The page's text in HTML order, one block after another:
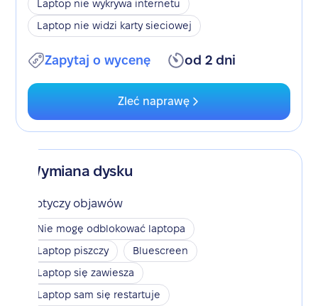
Laptop nie wykrywa internetu
Laptop nie widzi karty sieciowej
Zapytaj o wycenę od 2 dni
Zleć naprawę
Wymiana dysku
Dotyczy objawów
Nie mogę odblokować laptopa
Laptop piszczy
Bluescreen
Laptop się zawiesza
Laptop sam się restartuje